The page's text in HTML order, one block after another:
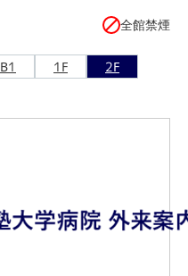
全館禁煙
B1 1F
2F